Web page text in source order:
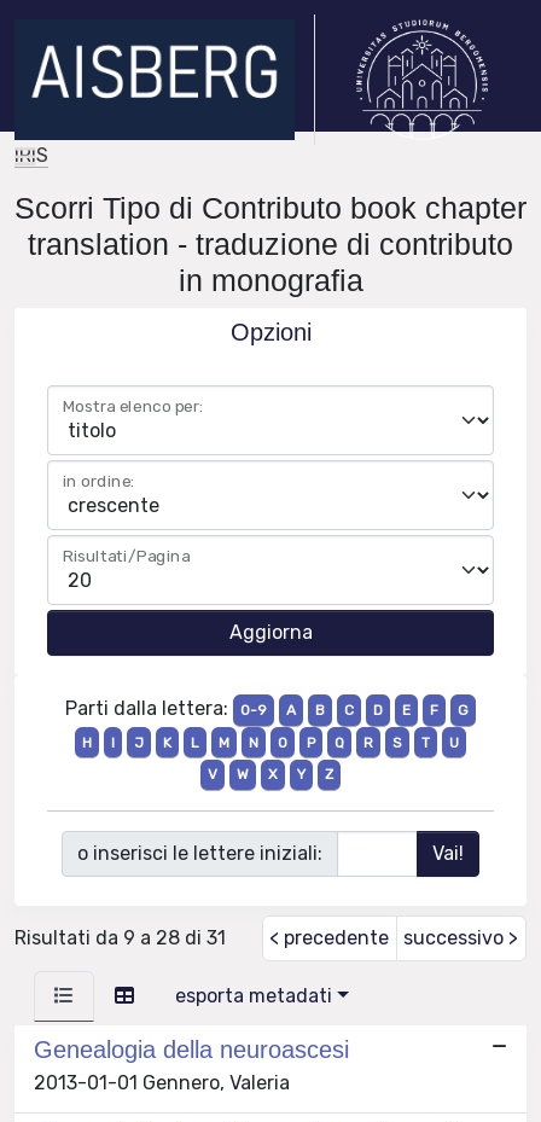
IRIS
Scorri Tipo di Contributo book chapter
translation - traduzione di contributo
in monografia
Opzioni
Mostra elenco per:
in ordine:
Risultati/Pagina
Parti dalla lettera: 0-9 A B C D E F
G
H
I J K L M N O P Q R S T
U
V
W X Y Z
o inserisci le lettere iniziali:
Risultati da 9 a 28 di 31 < precedente successivo >
esporta metadati
Genealogia della neuroascesi
2013-01-01 Gennero, Valeria